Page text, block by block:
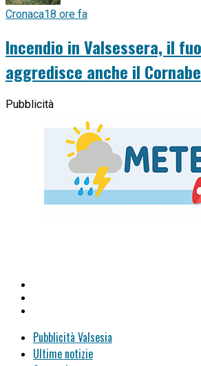
Cronaca18 ore fa
Incendio in Valsessera, il
aggredisce anche il
Pubblicità
Pubblicità Valsesia
Ultime notizie